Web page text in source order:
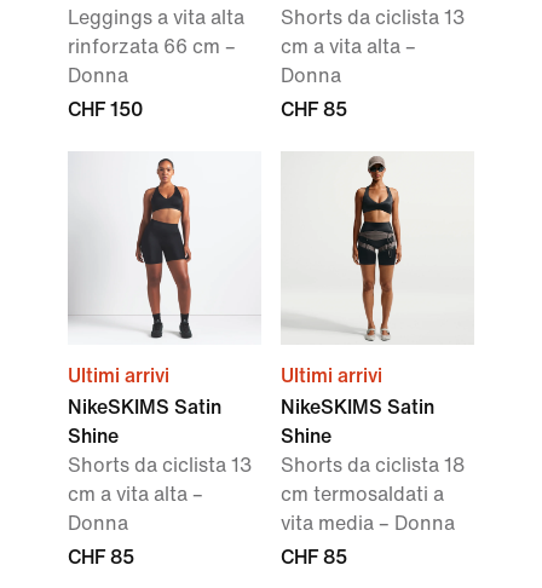
Leggings a vita alta
rinforzata 66 cm –
Donna
CHF 150
Shorts da ciclista 13
cm a vita alta –
Donna
CHF 85
Ultimi arrivi
NikeSKIMS Satin
Shine
Shorts da ciclista 13
cm a vita alta –
Donna
CHF 85
Ultimi arrivi
NikeSKIMS Satin
Shine
Shorts da ciclista 18
cm termosaldati a
vita media – Donna
CHF 85